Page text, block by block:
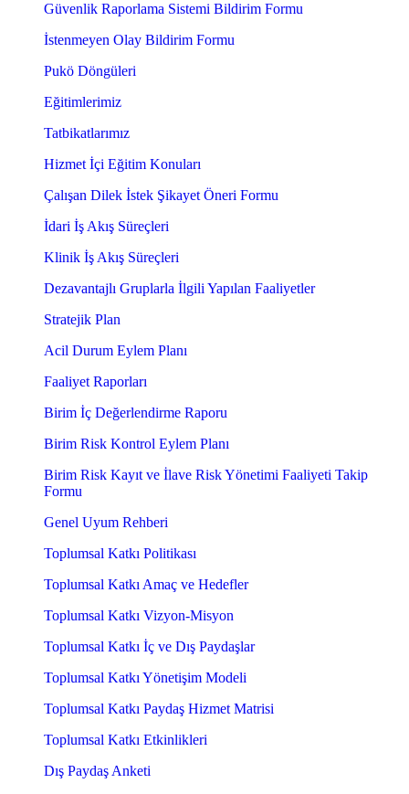
Güvenlik Raporlama Sistemi Bildirim Formu
İstenmeyen Olay Bildirim Formu
Pukö Döngüleri
Eğitimlerimiz
Tatbikatlarımız
Hizmet İçi Eğitim Konuları
Çalışan Dilek İstek Şikayet Öneri Formu
İdari İş Akış Süreçleri
Klinik İş Akış Süreçleri
Dezavantajlı Gruplarla İlgili Yapılan Faaliyetler
Stratejik Plan
Acil Durum Eylem Planı
Faaliyet Raporları
Birim İç Değerlendirme Raporu
Birim Risk Kontrol Eylem Planı
Birim Risk Kayıt ve İlave Risk Yönetimi Faaliyeti Takip
Formu
Genel Uyum Rehberi
Toplumsal Katkı Politikası
Toplumsal Katkı Amaç ve Hedefler
Toplumsal Katkı Vizyon-Misyon
Toplumsal Katkı İç ve Dış Paydaşlar
Toplumsal Katkı Yönetişim Modeli
Toplumsal Katkı Paydaş Hizmet Matrisi
Toplumsal Katkı Etkinlikleri
Dış Paydaş Anketi